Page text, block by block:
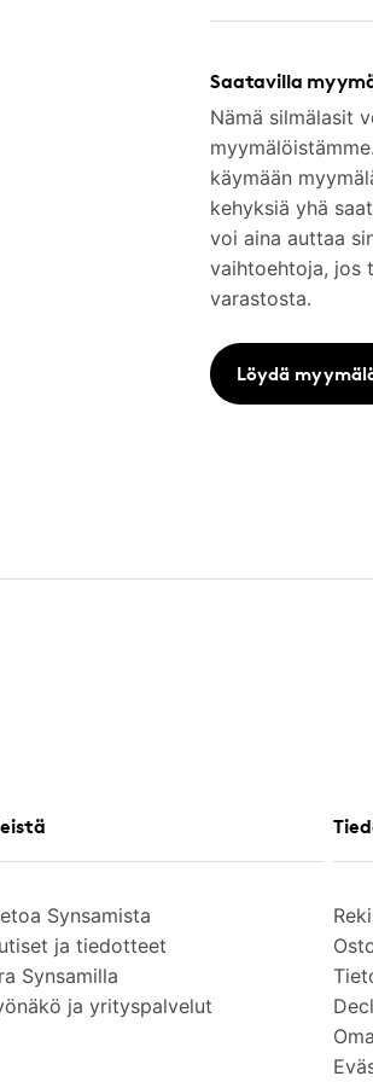
Saatavilla
Nämä silmälasit
käymään
kehyksiä yhä
voi aina auttaa
vaihtoehtoja, jos
varastosta.
Löydä
Synsamista
ja tiedotteet
Synsamilla
ja yrityspalvelut